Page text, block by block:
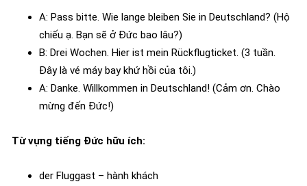
A: Pass bitte. Wie lange bleiben Sie in Deutschland? (Hộ
chiếu ạ. Bạn sẽ ở Đức bao lâu?)
B: Drei Wochen. Hier ist mein Rückflugticket. (3 tuần.
Đây là vé máy bay khứ hồi của tôi.)
A: Danke. Willkommen in Deutschland! (Cảm ơn. Chào
mừng đến Đức!)
Từ vựng tiếng Đức hữu ích:
der Fluggast – hành khách